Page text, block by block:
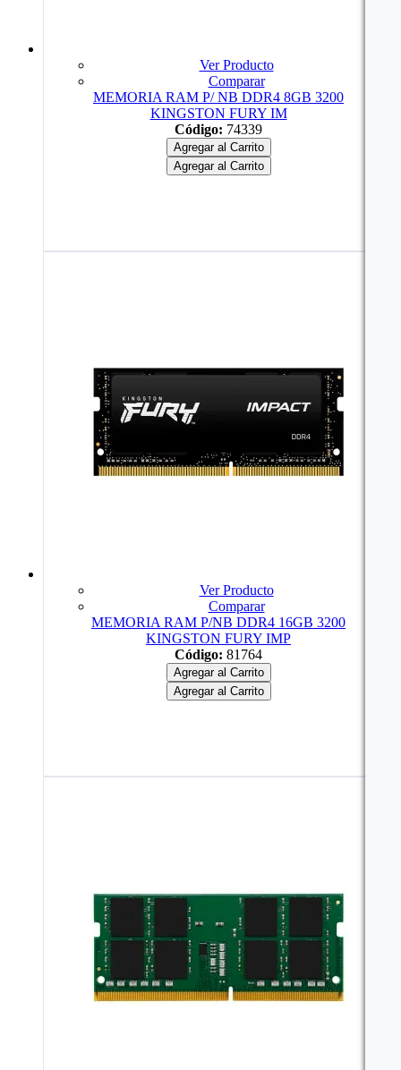
Ver Producto
Comparar
MEMORIA RAM P/ NB DDR4 8GB 3200
KINGSTON FURY IM
Código: 74339
Agregar al Carrito
Agregar al Carrito
Ver Producto
Comparar
MEMORIA RAM P/NB DDR4 16GB 3200
KINGSTON FURY IMP
Código: 81764
Agregar al Carrito
Agregar al Carrito